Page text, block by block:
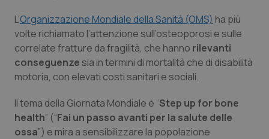
Sicilia
Toscana
Umbria
Valle D’Aosta
Neuroscienze & patologie neurodegenerative
Obesità
Oftalmologia
Oncodermatologia
L’Organizzazione Mondiale della Sanità (OMS) ha più
volte richiamato l’attenzione sull’osteoporosi e sulle
correlate fratture da fragilità, che hanno rilevanti
conseguenze sia in termini di mortalità che di disabilità
motoria, con elevati costi sanitari e sociali.
Il tema della Giornata Mondiale è “Step up for bone
health” (“Fai un passo avanti per la salute delle
ossa”) e mira a sensibilizzare la popolazione